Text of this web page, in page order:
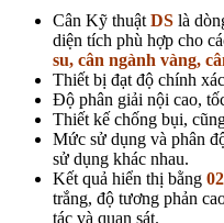
Cân Kỹ thuật DS là
diện tích phù hợp cho
su, cân ngành vàng,
Thiết bị đạt độ chính
Độ phân giải nội cao,
Thiết kế chống bụi,
Mức sử dụng và phân
sử dụng khác nhau.
Kết quả hiển thị bằng 02
trắng, độ tương phản
tác và quan sát.